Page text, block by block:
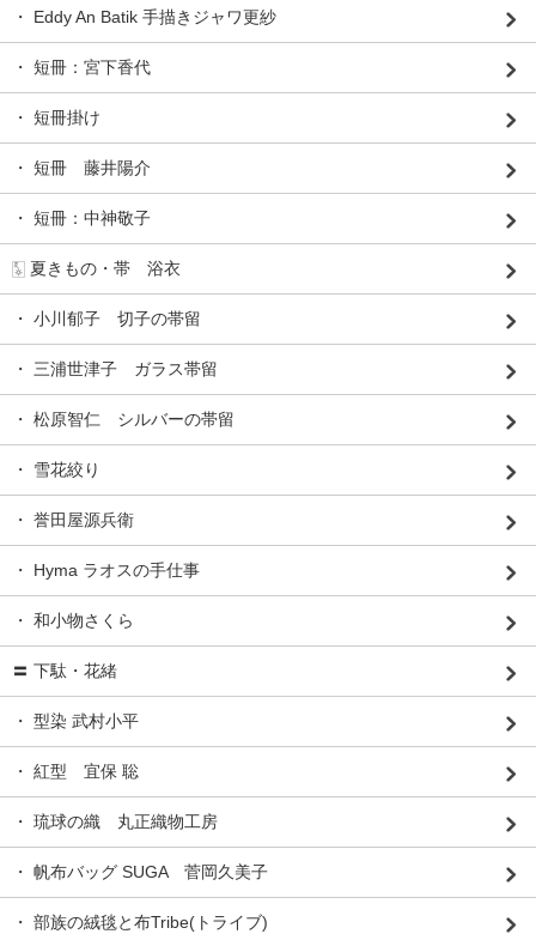
・ Eddy An Batik 手描きジャワ更紗
・ 短冊：宮下香代
・ 短冊掛け
・ 短冊 藤井陽介
・ 短冊：中神敬子
🀧 夏きもの・帯 浴衣
・ 小川郁子 切子の帯留
・ 三浦世津子 ガラス帯留
・ 松原智仁 シルバーの帯留
・ 雪花絞り
・ 誉田屋源兵衛
・ Hyma ラオスの手仕事
・ 和小物さくら
〓 下駄・花緒
・ 型染 武村小平
・ 紅型 宜保 聡
・ 琉球の織 丸正織物工房
・ 帆布バッグ SUGA 菅岡久美子
・ 部族の絨毯と布Tribe(トライブ)